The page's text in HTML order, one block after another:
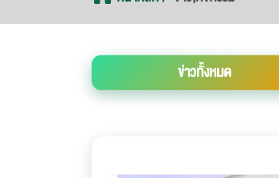
ข่าวทั้งหมด